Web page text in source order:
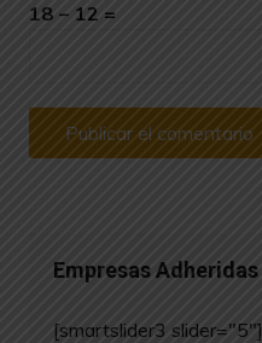
18 − 12 =
Empresas Adheridas
[smartslider3 slider="5"]